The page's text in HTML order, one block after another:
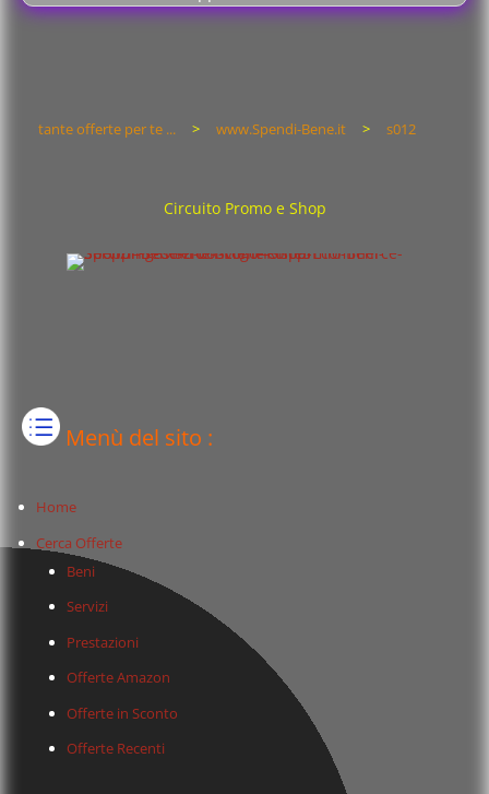
tante offerte per te ... > www.Spendi-Bene.it > s012
Circuito Promo e Shop
Menù del sito :
Home
Cerca Offerte
Beni
Servizi
Prestazioni
Offerte Amazon
Offerte in Sconto
Offerte Recenti